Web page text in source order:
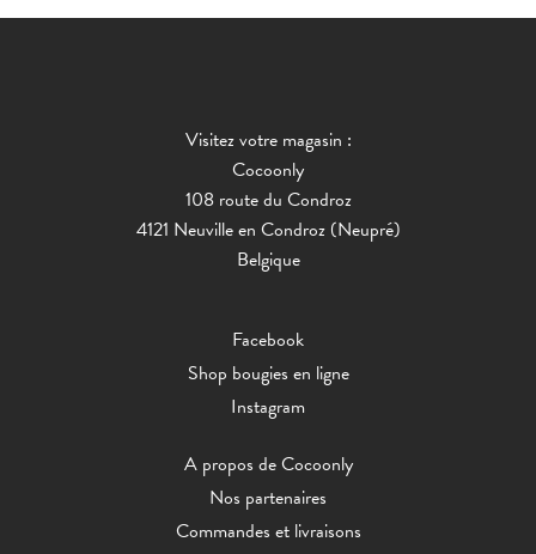
Visitez votre magasin :
Cocoonly
108 route du Condroz
4121 Neuville en Condroz (Neupré)
Belgique
Facebook
Shop bougies en ligne
Instagram
A propos de Cocoonly
Nos partenaires
Commandes et livraisons